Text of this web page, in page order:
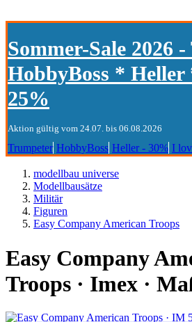
Sommer-Sale 2026
HobbyBoss *
25%
Aktion gültig vom 24.07. bis 06.08.2026
Trumpeter HobbyBoss Heller - 30% I
modellbau universe
Modellbausätze
Militär
Figuren
Easy Company American Troops
Easy Company
Troops · Imex ·